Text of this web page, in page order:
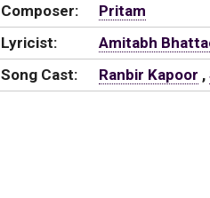
Composer:
Pritam
Lyricist:
Amitabh
Song Cast:
Ranbir Kapoor ,